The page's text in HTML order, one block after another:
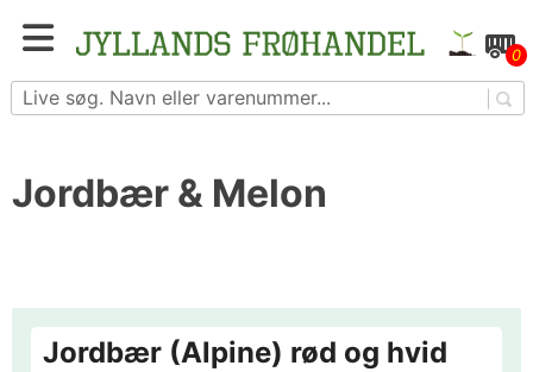
Blomster- og grøntsagsfrø fra hele Europa – få
adgang til 1.229 spændende sorter
0
Jordbær & Melon
Jordbær (Alpine) rød og hvid